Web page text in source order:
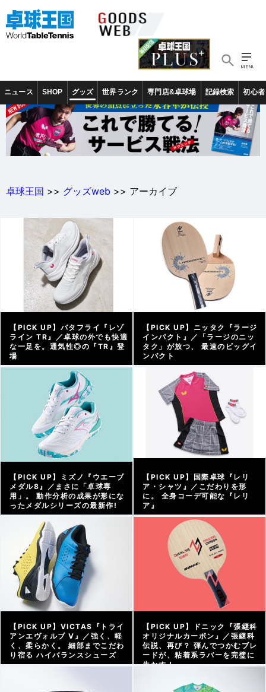
ニュース SHOP グッズ 世界ランク 専門店&卓球場 記録検索 初心者
卓球王国 >> グッズweb >> アーカイブ
【PICK UP】バタフライ『レゾ
ライン TR』／卓球の外でも快適
な一足を。通気性◎の『TR』登
場
アーカイブ |
【PICK UP】ニッタク『ラージ
インパクト』／「ラージのニッ
タク」が放つ、 最速のビッグイ
ンパクト
アーカイブ |
【PICK UP】ミズノ『ウエーブ
メダル8』／まさに「卓球専
用」。 動作分析の成果が形にな
ったメダルシリーズの最新作!
【PICK UP】国際卓球『レリ
ア・シャツ』／こだわりを形
に。 全身コーデ可能な『レリ
ア』
アーカイブ |
【PICK UP】VICTAS『トライ
アンエヴォルブ V』／強く、軽
く、柔らかく。 細部までこだわ
り宿る ハイバランスシューズ
【PICK UP】ドニック『張継科
オリジナルカーボン』／張継科
伝説、再び？ 弾んでつかむブレ
ードが、粘着系ラバーを完璧に
生かす！